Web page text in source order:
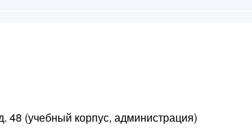
48 (учебный корпус, администрация)